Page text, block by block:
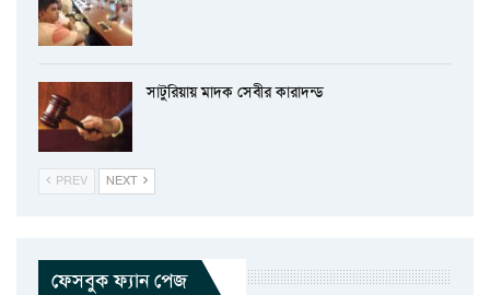
সাটুরিয়ায় মাদক সেবীর কারাদন্ড
PREV NEXT
ফেসবুক ফ্যান পেজ